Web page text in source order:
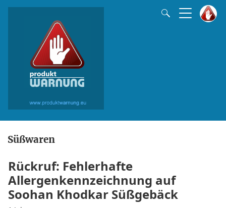
Süßwaren
Rückruf: Fehlerhafte
Allergenkennzeichnung auf
Soohan Khodkar Süßgebäck